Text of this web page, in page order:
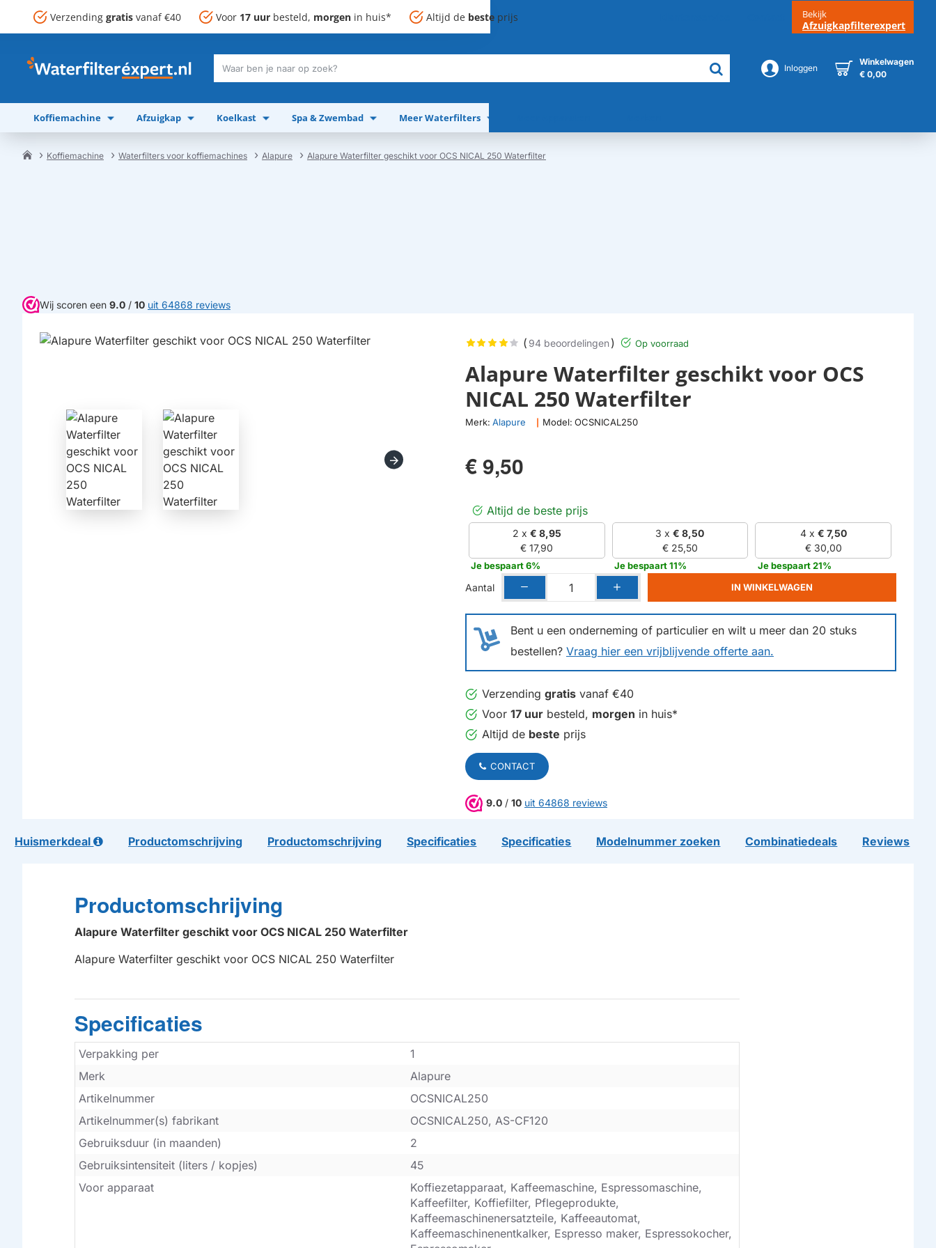
Verzending gratis vanaf €40 Voor 17 uur besteld, morgen in huis* Altijd de beste prijs Bekijk
Afzuigkapfilterexpert
Waar
je
naar
op
Inloggen
Winkelwagen
€ 0,00
Koffiemachine Afzuigkap Koelkast Spa & Zwembad Meer Waterfilters
Koffiemachine Waterfilters voor koffiemachines Alapure Alapure Waterfilter geschikt voor OCS NICAL 250 Waterfilter
Wij scoren een 9.0 / 10 uit 64868 reviews
Alapure Waterfilter geschikt voor OCS
NICAL 250 Waterfilter
Merk: Alapure Model: OCSNICAL250
( 94 beoordelingen) Op voorraad
€ 9,50
Altijd de beste prijs
2 x € 8,95
€ 17,90
Je bespaart 6%
3 x€ 8,50
€ 25,50
Je bespaart 11%
4 x € 7,50
€ 30,00
Je bespaart 21%
Bent u een onderneming of particulier en wilt u meer dan 20 stuks
bestellen? Vraag hier een vrijblijvende offerte aan.
Aantal IN WINKELWAGEN
Verzending gratis vanaf €40
Voor 17 uur besteld, morgen in huis*
Altijd de beste prijs
CONTACT
9.0 / 10 uit 64868 reviews
Huismerkdeal Productomschrijving Productomschrijving Specificaties Specificaties Modelnummer zoeken Combinatiedeals Reviews
Productomschrijving
Alapure Waterfilter geschikt voor OCS NICAL 250 Waterfilter
Alapure Waterfilter geschikt voor OCS NICAL 250 Waterfilter
Specificaties
Verpakking per
1
Merk
Alapure
Artikelnummer
OCSNICAL250
Artikelnummer(s) fabrikant
OCSNICAL250, AS-CF120
Gebruiksduur (in maanden)
2
Gebruiksintensiteit (liters / kopjes)
45
Voor apparaat
Koffiezetapparaat, Kaffeemaschine, Espressomaschine,
Kaffeefilter, Koffiefilter, Pflegeprodukte,
Kaffeemaschinenersatzteile, Kaffeeautomat,
Kaffeemaschinenentkalker, Espresso maker, Espressokocher,